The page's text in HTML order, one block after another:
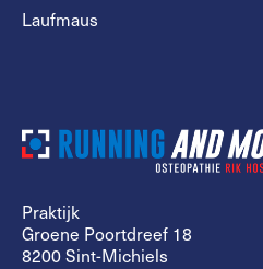
Laufmaus
Praktijk
Groene Poortdreef 18
8200 Sint-Michiels